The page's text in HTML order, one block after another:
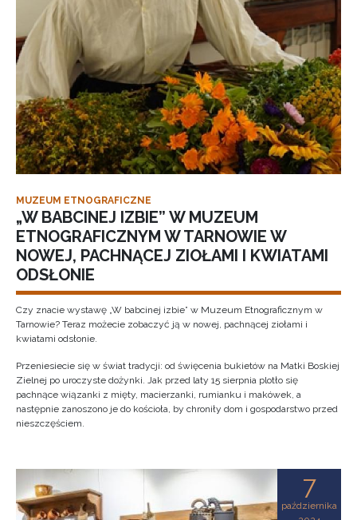
MUZEUM ETNOGRAFICZNE
„W BABCINEJ IZBIE” W MUZEUM
ETNOGRAFICZNYM W TARNOWIE W
NOWEJ, PACHNĄCEJ ZIOŁAMI I KWIATAMI
ODSŁONIE
Czy znacie wystawę „W babcinej izbie” w Muzeum Etnograficznym w
Tarnowie? Teraz możecie zobaczyć ją w nowej, pachnącej ziołami i
kwiatami odsłonie.
Przeniesiecie się w świat tradycji: od święcenia bukietów na Matki Boskiej
Zielnej po uroczyste dożynki. Jak przed laty 15 sierpnia plotło się
pachnące wiązanki z mięty, macierzanki, rumianku i makówek, a
następnie zanoszono je do kościoła, by chroniły dom i gospodarstwo przed
nieszczęściem.
7
października